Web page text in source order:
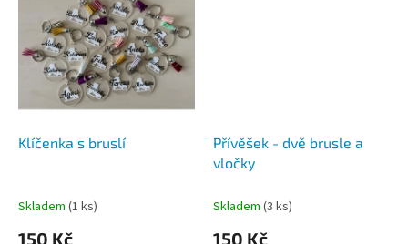
Klíčenka s bruslí
Skladem (1 ks)
150 Kč
Přívěšek - dvě brusle a
vločky
Skladem (3 ks)
150 Kč